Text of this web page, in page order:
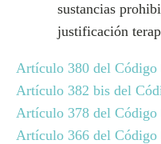
sustancias
justificación
Artículo 380 del Código
Artículo 382 bis del
Artículo 378 del Código
Artículo 366 del Código